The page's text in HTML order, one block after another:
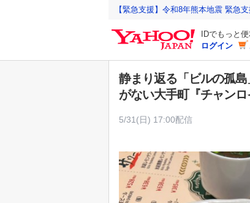
【緊急支援】令和8年熊本地震 緊急
IDでもっと
ログイン
静まり返る「ビルの孤
がない大手町『チャン
5/31(日) 17:00配信